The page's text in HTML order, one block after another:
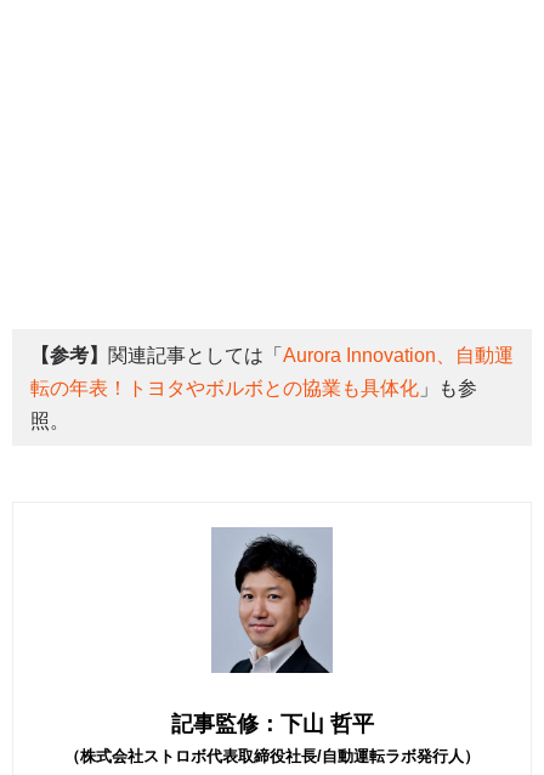
【参考】 関連記事としては「 Aurora Innovation、自動運
転の年表！トヨタやボルボとの協業も具体化 」も参
照。
記事監修：下山 哲平
（株式会社ストロボ代表取締役社長/自動運転ラボ発行人）